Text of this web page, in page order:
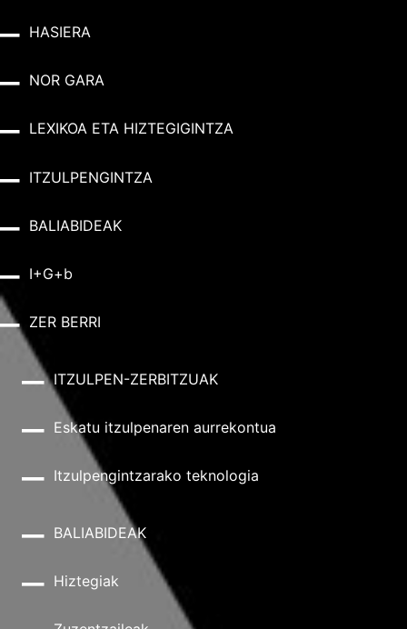
HASIERA
NOR GARA
LEXIKOA ETA HIZTEGIGINTZA
ITZULPENGINTZA
BALIABIDEAK
I+G+b
ZER BERRI
ITZULPEN-ZERBITZUAK
Eskatu itzulpenaren aurrekontua
Itzulpengintzarako teknologia
BALIABIDEAK
Hiztegiak